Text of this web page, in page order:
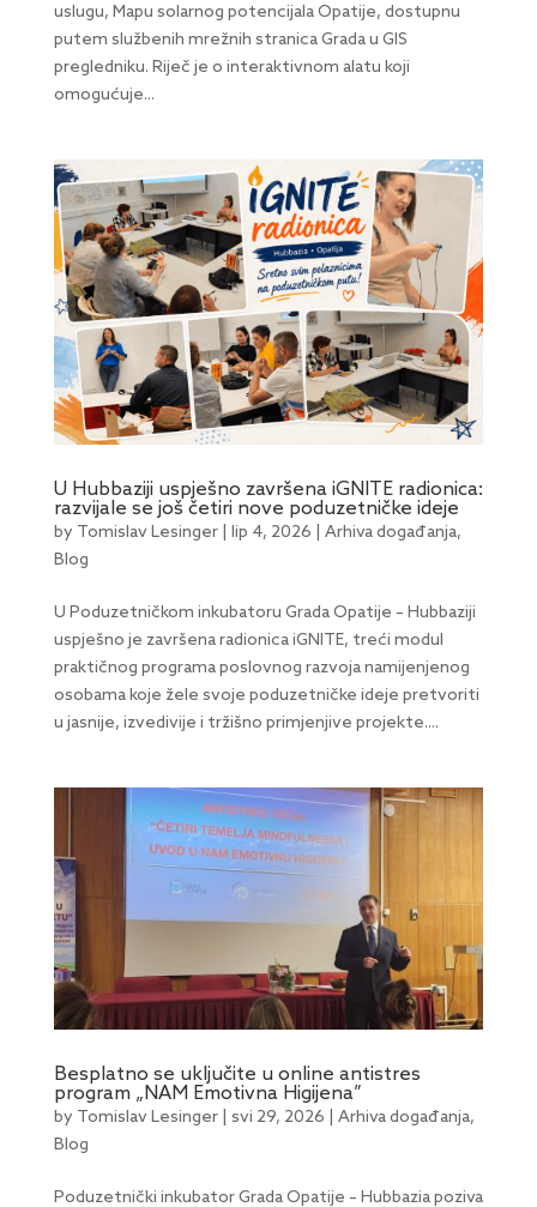
uslugu, Mapu solarnog potencijala Opatije, dostupnu
putem službenih mrežnih stranica Grada u GIS
pregledniku. Riječ je o interaktivnom alatu koji
omogućuje...
U Hubbaziji uspješno završena iGNITE radionica:
razvijale se još četiri nove poduzetničke ideje
by Tomislav Lesinger| lip 4, 2026 Arhiva događanja,
Blog
U Poduzetničkom inkubatoru Grada Opatije – Hubbaziji
uspješno je završena radionica iGNITE, treći modul
praktičnog programa poslovnog razvoja namijenjenog
osobama koje žele svoje poduzetničke ideje pretvoriti
u jasnije, izvedivije i tržišno primjenjive projekte....
Besplatno se uključite u online antistres
program „NAM Emotivna Higijena”
by Tomislav Lesinger| svi 29, 2026 Arhiva događanja,
Blog
Poduzetnički inkubator Grada Opatije – Hubbazia poziva